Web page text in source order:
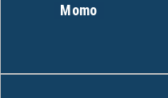
Momo